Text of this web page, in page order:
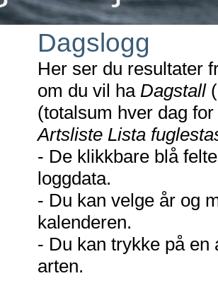
Dagslogg
Her ser du resultater
om du vil ha Dagstall
(totalsum hver dag
Artsliste Lista
- De klikkbare blå
loggdata.
- Du kan velge år og
kalenderen.
- Du kan trykke på en
arten.